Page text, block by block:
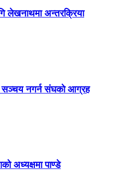
लेखनाथमा अन्तरक्रिया
सञ्चय नगर्न संघकाे आग्रह
अध्यक्षमा पाण्डे